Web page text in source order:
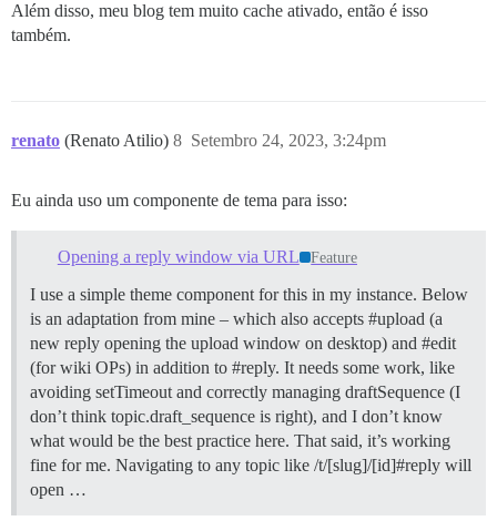
Além disso, meu blog tem muito cache ativado, então é isso
também.
renato (Renato Atilio) Setembro 24, 2023, 3:24pm
8
Eu ainda uso um componente de tema para isso:
Opening a reply window via URL Feature
I use a simple theme component for this in my instance. Below
is an adaptation from mine – which also accepts #upload (a
new reply opening the upload window on desktop) and #edit
(for wiki OPs) in addition to #reply. It needs some work, like
avoiding setTimeout and correctly managing draftSequence (I
don’t think topic.draft_sequence is right), and I don’t know
what would be the best practice here. That said, it’s working
fine for me. Navigating to any topic like /t/[slug]/[id]#reply will
open …